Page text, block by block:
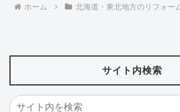
ホーム 北海道・東北地方のリフォー
サイト内検索